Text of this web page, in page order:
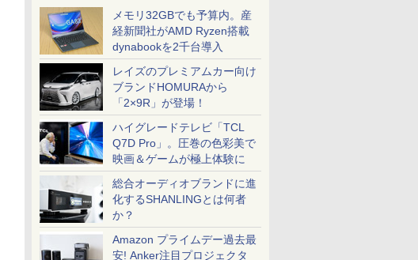
メモリ32GBでも予算内。産
経新聞社がAMD Ryzen搭載
dynabookを2千台導入
レイズのプレミアムカー向け
ブランドHOMURAから
「2×9R」が登場！
ハイグレードテレビ「TCL
Q7D Pro」。圧巻の色彩美で
映画＆ゲームが極上体験に
総合オーディオブランドに進
化するSHANLINGとは何者
か？
Amazon プライムデー過去最
安! Anker注目プロジェクタ